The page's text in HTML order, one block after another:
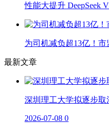
性能大提升 DeepSeek
为司机减负超13亿！
最新文章
深圳理工大学拟逐步
2026-07-08 0